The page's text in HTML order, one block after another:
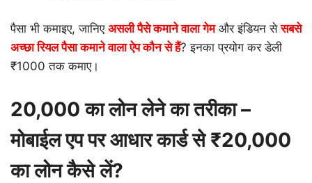
पैसा भी कमाइए, जानिए असली पैसे कमाने वाला गेमऔर इंडियन सेसबसे
अच्छा रियल पैसा कमाने वाला ऐप कौन से हैं? इनका प्रयोग कर डेली
₹1000 तक कमाए।
20,000 का लोन लेने का तरीका –
मोबाईल एप पर आधार कार्ड से ₹20,000
का लोन कैसे लें?